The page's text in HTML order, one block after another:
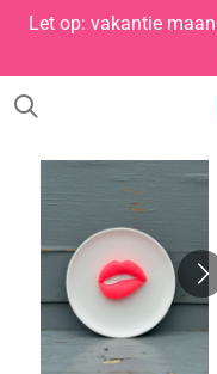
Ga
naar
de
Let op: vakantie